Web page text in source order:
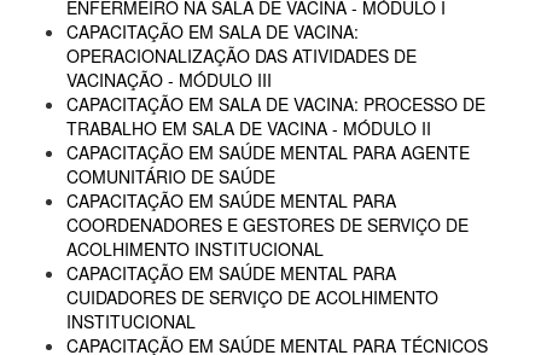
ENFERMEIRO NA SALA DE VACINA - MÓDULO I
CAPACITAÇÃO EM SALA DE VACINA:
OPERACIONALIZAÇÃO DAS ATIVIDADES DE
VACINAÇÃO - MÓDULO III
CAPACITAÇÃO EM SALA DE VACINA: PROCESSO DE
TRABALHO EM SALA DE VACINA - MÓDULO II
CAPACITAÇÃO EM SAÚDE MENTAL PARA AGENTE
COMUNITÁRIO DE SAÚDE
CAPACITAÇÃO EM SAÚDE MENTAL PARA
COORDENADORES E GESTORES DE SERVIÇO DE
ACOLHIMENTO INSTITUCIONAL
CAPACITAÇÃO EM SAÚDE MENTAL PARA
CUIDADORES DE SERVIÇO DE ACOLHIMENTO
INSTITUCIONAL
CAPACITAÇÃO EM SAÚDE MENTAL PARA TÉCNICOS